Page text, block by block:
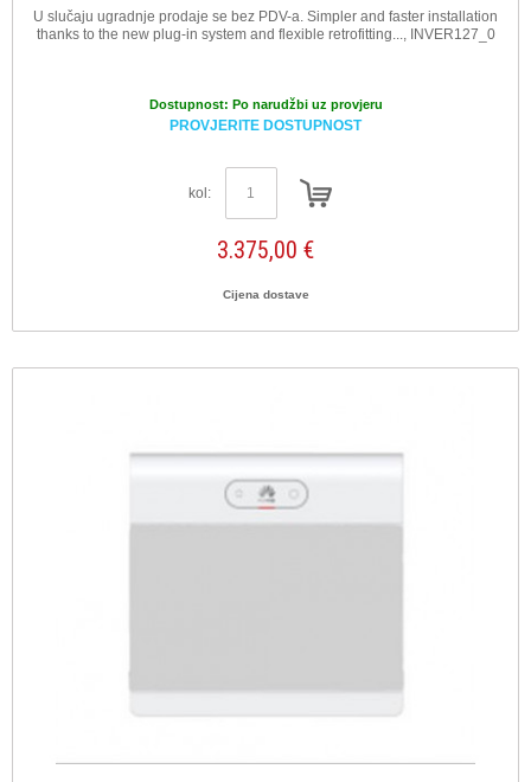
U slučaju ugradnje prodaje se bez PDV-a. Simpler and faster installation
thanks to the new plug-in system and flexible retrofitting..., INVER127_0
Dostupnost: Po narudžbi uz provjeru
PROVJERITE DOSTUPNOST
kol:
3.375,00 €
Cijena dostave